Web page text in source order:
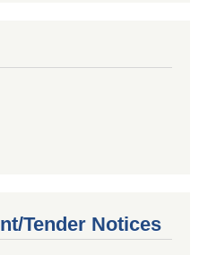
Tender Notices